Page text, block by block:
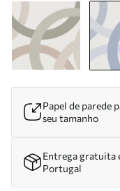
Papel de parede
seu tamanho
Entrega gratuita
Portugal